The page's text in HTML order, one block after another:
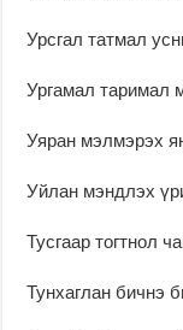
Урсгал татмал
Ургамал таримал
Уяран мэлмэрэх
Уйлан мэндлэх
Тусгаар тогтнол
Тунхаглан бичнэ